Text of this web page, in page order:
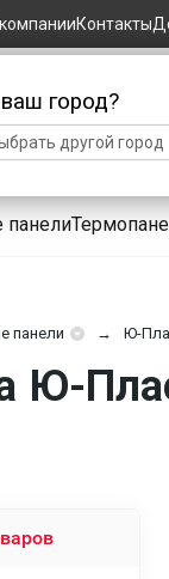
город?
другой город
Контакты
панели Ю-
Ю-